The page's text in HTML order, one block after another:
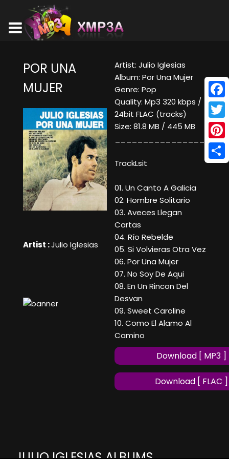
POR UNA
MUJER
Artist :Julio Iglesias
Artist: Julio Iglesias
Album: Por Una Mujer
Genre: Pop
Quality: Mp3 320 kbps /
24bit FLAC (tracks)
Size: 81.8 MB / 445 MB
TrackLsit
01. Un Canto A Galicia
02. Hombre Solitario
03. Aveces Llegan
Cartas
04. Río Rebelde
05. Si Volvieras Otra Vez
06. Por Una Mujer
07. No Soy De Aqui
08. En Un Rincon Del
Desvan
09. Sweet Caroline
10. Como El Alamo Al
Camino
Download [ MP3 ]
Download [ FLAC ]